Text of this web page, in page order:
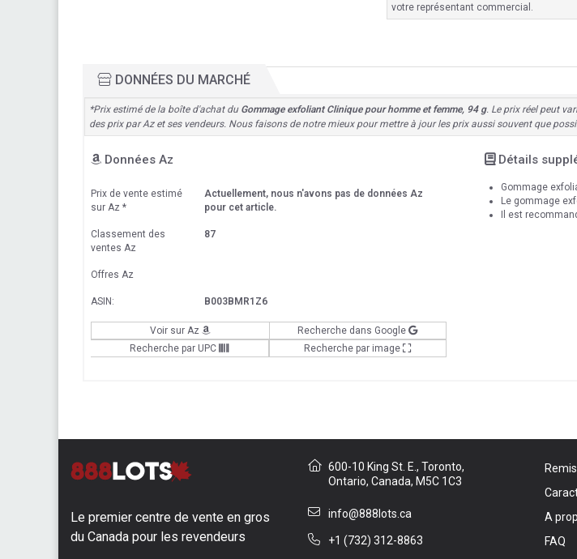
votre représentant commercial.
DONNÉES DU MARCHÉ
*Prix estimé de la boîte d'achat du Gommage exfoliant Clinique pour homme et femme, 94 g. Le prix réel peut
des prix par Az et ses vendeurs. Nous faisons de notre mieux pour mettre à jour les prix aussi souvent que
Données Az
Prix de vente estimé
sur Az *
Actuellement, nous n'avons pas de données Az
pour cet article.
Classement des
ventes Az
87
Offres Az
ASIN: B003BMR1Z6
Voir sur Az
Recherche dans Google
Recherche par UPC
Recherche par image
Détails
Gommage
Le gommage
Il est
Le premier centre de vente en gros
du Canada pour les revendeurs
600-10 King St. E., Toronto,
Ontario, Canada, M5C 1C3
info@888lots.ca
+1 (732) 312-8863
A
FAQ